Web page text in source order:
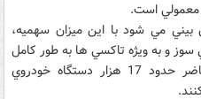
مي شود با اين ميزان سهميه،
و به ويژه تاکسي ها به طور کامل
تامين شود، تبيين کرد: در حال حاضر حدود 17 هزار دستگاه خودروي